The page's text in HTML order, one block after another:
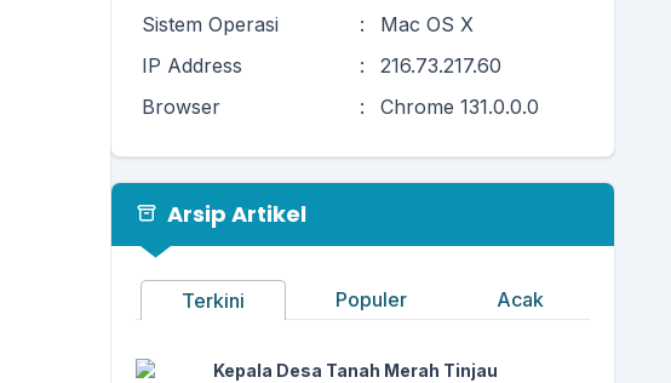
Sistem Operasi
:
Mac OS X
IP Address
:
216.73.217.60
Browser
: Chrome 131.0.0.0
Arsip Artikel
Terkini Populer Acak
Kepala Desa Tanah Merah Tinjau